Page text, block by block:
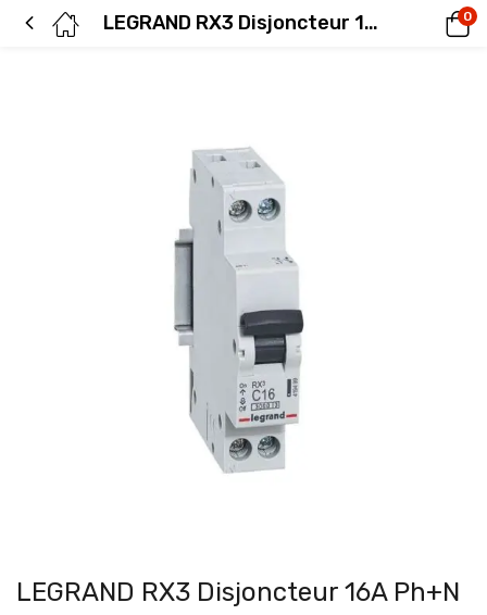
LEGRAND RX3 Disjoncteur 16A Ph+N courbe C 3kA 230V – 419499 0
LEGRAND RX3 Disjoncteur 16A Ph+N